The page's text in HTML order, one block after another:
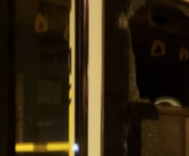
過唔到審批？
暑假陪大家搭「輕鐵發現號」旅遊專綫
樣板車抵港
電動巴士